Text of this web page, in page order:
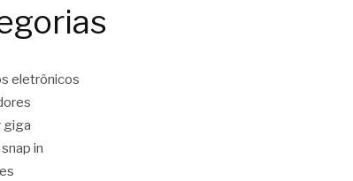
eletrônicos
giga
in